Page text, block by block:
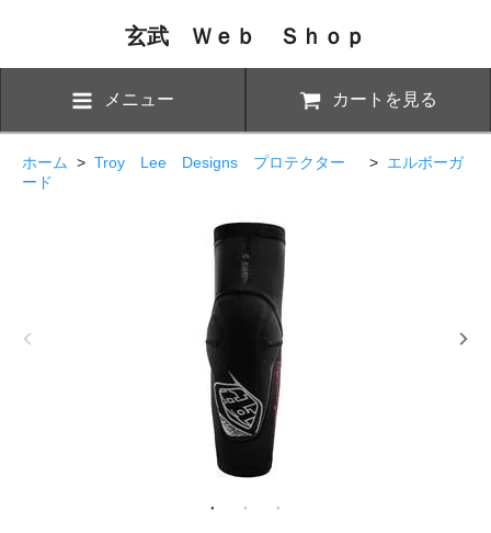
玄武 Ｗｅｂ Ｓｈｏｐ
メニュー カートを見る
ホーム > Troy Lee Designs プロテクター > エルボーガ
ード